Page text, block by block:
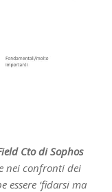
Cto di Sophos
nei confronti dei
essere ‘fidarsi ma